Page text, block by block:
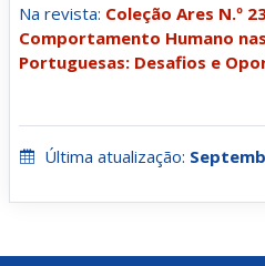
Na revista: Coleção Ares N.º
Comportamento Humano
Portuguesas: Desafios e
Última atualização: